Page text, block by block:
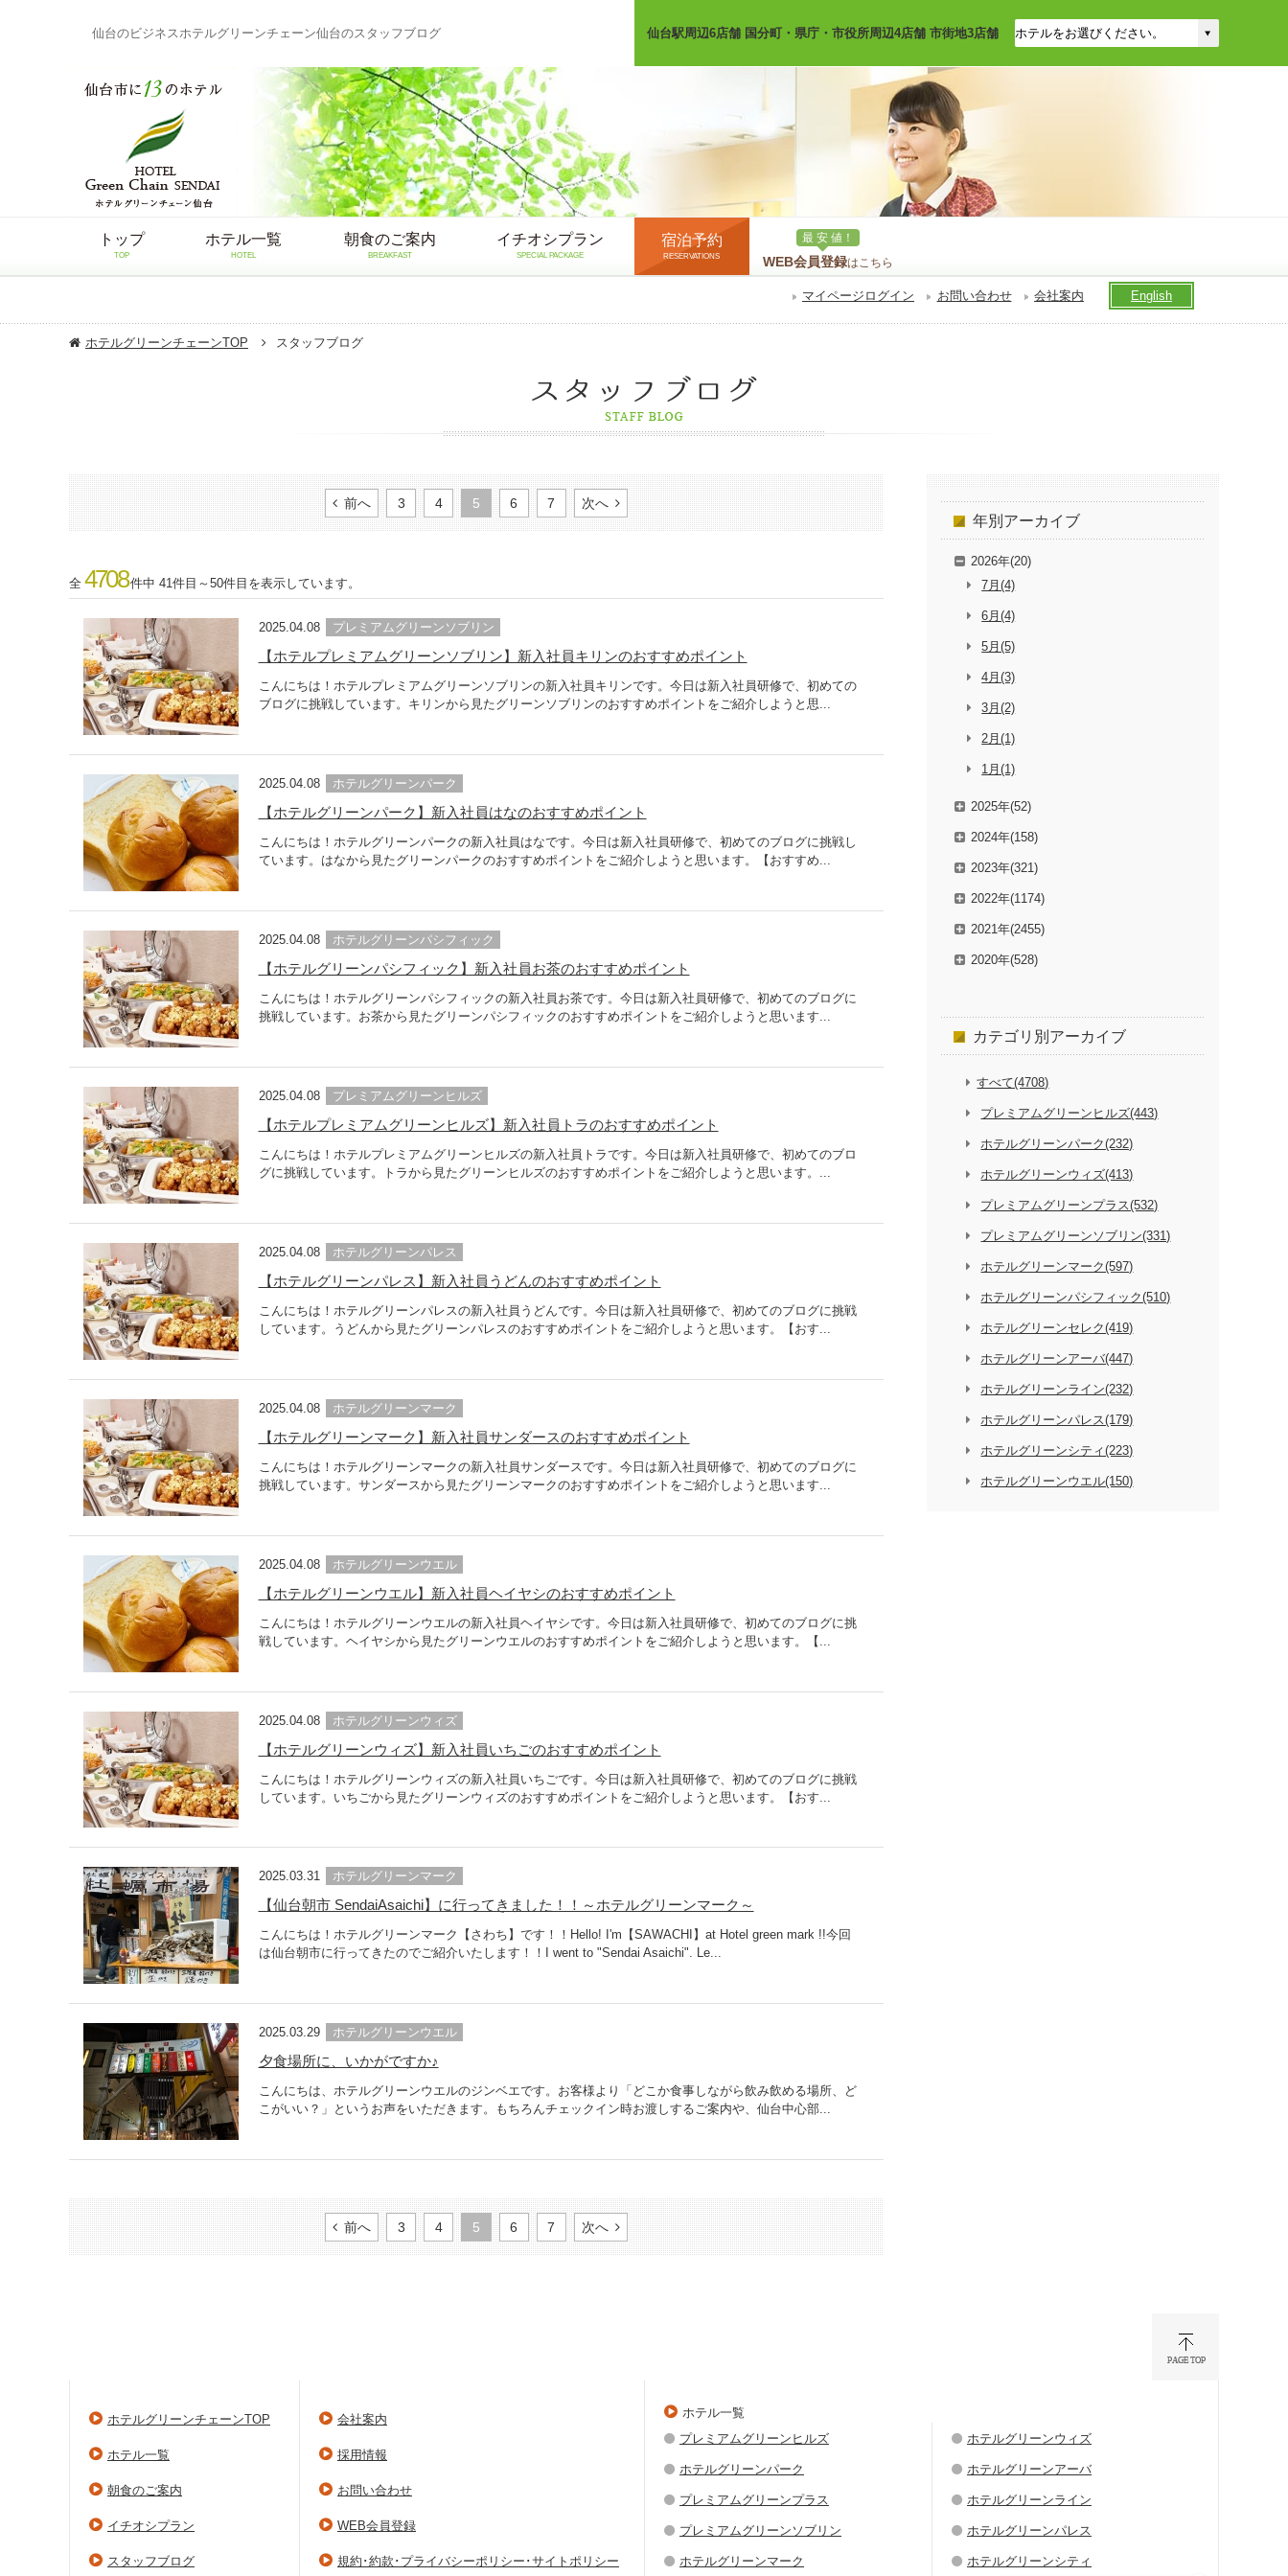
仙台のビジネスホテルグリーンチェーン仙台のスタッフブログ 仙台駅周辺6店舗 国分町・県庁・市役所周辺4店舗 市街地3店舗
トップ
TOP
ホテル一覧
HOTEL
朝食のご案内
BREAKFAST
イチオシプラン
SPECIAL PACKAGE
宿泊予約
RESERVATIONS
最 安 値！
WEB会員登録はこちら
マイページログイン お問い合わせ 会社案内 English
ホテルグリーンチェーンTOP スタッフブログ
前へ 3 4 5 6 7 次へ
全 4708件中 41件目～50件目を表示しています。
2025.04.08 プレミアムグリーンソブリン
【ホテルプレミアムグリーンソブリン】新入社員キリンのおすすめポイント
こんにちは！ホテルプレミアムグリーンソブリンの新入社員キリンです。今日は新入社員研修で、初めての
ブログに挑戦しています。キリンから見たグリーンソブリンのおすすめポイントをご紹介しようと思...
2025.04.08 ホテルグリーンパーク
【ホテルグリーンパーク】新入社員はなのおすすめポイント
こんにちは！ホテルグリーンパークの新入社員はなです。今日は新入社員研修で、初めてのブログに挑戦し
ています。はなから見たグリーンパークのおすすめポイントをご紹介しようと思います。【おすすめ...
2025.04.08 ホテルグリーンパシフィック
【ホテルグリーンパシフィック】新入社員お茶のおすすめポイント
こんにちは！ホテルグリーンパシフィックの新入社員お茶です。今日は新入社員研修で、初めてのブログに
挑戦しています。お茶から見たグリーンパシフィックのおすすめポイントをご紹介しようと思います...
2025.04.08 プレミアムグリーンヒルズ
【ホテルプレミアムグリーンヒルズ】新入社員トラのおすすめポイント
こんにちは！ホテルプレミアムグリーンヒルズの新入社員トラです。今日は新入社員研修で、初めてのブロ
グに挑戦しています。トラから見たグリーンヒルズのおすすめポイントをご紹介しようと思います。...
2025.04.08 ホテルグリーンパレス
【ホテルグリーンパレス】新入社員うどんのおすすめポイント
こんにちは！ホテルグリーンパレスの新入社員うどんです。今日は新入社員研修で、初めてのブログに挑戦
しています。うどんから見たグリーンパレスのおすすめポイントをご紹介しようと思います。【おす...
2025.04.08 ホテルグリーンマーク
【ホテルグリーンマーク】新入社員サンダースのおすすめポイント
こんにちは！ホテルグリーンマークの新入社員サンダースです。今日は新入社員研修で、初めてのブログに
挑戦しています。サンダースから見たグリーンマークのおすすめポイントをご紹介しようと思います...
2025.04.08 ホテルグリーンウエル
【ホテルグリーンウエル】新入社員ヘイヤシのおすすめポイント
こんにちは！ホテルグリーンウエルの新入社員ヘイヤシです。今日は新入社員研修で、初めてのブログに挑
戦しています。ヘイヤシから見たグリーンウエルのおすすめポイントをご紹介しようと思います。【...
2025.04.08 ホテルグリーンウィズ
【ホテルグリーンウィズ】新入社員いちごのおすすめポイント
こんにちは！ホテルグリーンウィズの新入社員いちごです。今日は新入社員研修で、初めてのブログに挑戦
しています。いちごから見たグリーンウィズのおすすめポイントをご紹介しようと思います。【おす...
2025.03.31 ホテルグリーンマーク
【仙台朝市 SendaiAsaichi】に行ってきました！！～ホテルグリーンマーク～
こんにちは！ホテルグリーンマーク【さわち】です！！Hello! I'm【SAWACHI】at Hotel green mark !!今回
は仙台朝市に行ってきたのでご紹介いたします！！I went to "Sendai Asaichi". Le...
2025.03.29 ホテルグリーンウエル
夕食場所に、いかがですか♪
こんにちは、ホテルグリーンウエルのジンベエです。お客様より「どこか食事しながら飲み飲める場所、ど
こがいい？」というお声をいただきます。もちろんチェックイン時お渡しするご案内や、仙台中心部...
前へ 3 4 5 6 7 次へ
年別アーカイブ
2026年(20)
7月(4)
6月(4)
5月(5)
4月(3)
3月(2)
2月(1)
1月(1)
2025年(52)
2024年(158)
2023年(321)
2022年(1174)
2021年(2455)
2020年(528)
カテゴリ別アーカイブ
すべて(4708)
プレミアムグリーンヒルズ(443)
ホテルグリーンパーク(232)
ホテルグリーンウィズ(413)
プレミアムグリーンプラス(532)
プレミアムグリーンソブリン(331)
ホテルグリーンマーク(597)
ホテルグリーンパシフィック(510)
ホテルグリーンセレク(419)
ホテルグリーンアーバ(447)
ホテルグリーンライン(232)
ホテルグリーンパレス(179)
ホテルグリーンシティ(223)
ホテルグリーンウエル(150)
ホテルグリーンチェーンTOP
ホテル一覧
朝食のご案内
イチオシプラン
スタッフブログ
会社案内
採用情報
お問い合わせ
WEB会員登録
規約･約款･プライバシーポリシー･サイトポリシー
ホテル一覧
プレミアムグリーンヒルズ
ホテルグリーンパーク
プレミアムグリーンプラス
プレミアムグリーンソブリン
ホテルグリーンマーク
ホテルグリーンウィズ
ホテルグリーンアーバ
ホテルグリーンライン
ホテルグリーンパレス
ホテルグリーンシティ